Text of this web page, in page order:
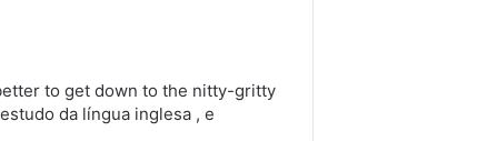
to get down to the nitty-gritty
da língua inglesa , e